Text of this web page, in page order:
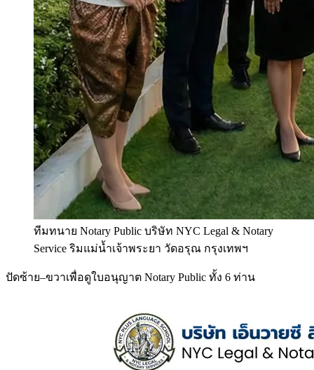
ทีมทนาย Notary Public บริษัท NYC Legal & Notary
Service ริมแม่น้ำเจ้าพระยา วัดอรุณ กรุงเทพฯ
ปัดซ้าย–ขวาเพื่อดูใบอนุญาต Notary Public ทั้ง 6 ท่าน